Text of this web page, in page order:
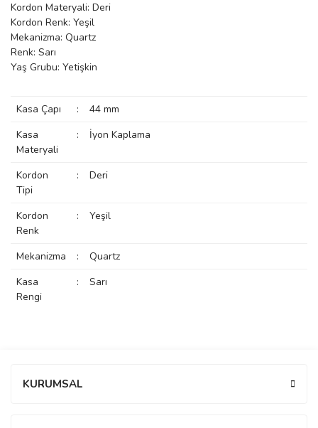
Manoir
Kordon Materyali: Deri
Kordon Renk: Yeşil
Mekanizma: Quartz
Renk: Sarı
Yaş Grubu: Yetişkin
Kasa Çapı :
44 mm
Kasa
Materyali
: İyon Kaplama
Kordon
Tipi
: Deri
Kordon
Renk
: Yeşil
Mekanizma :
Quartz
Kasa
Rengi
: Sarı
KURUMSAL